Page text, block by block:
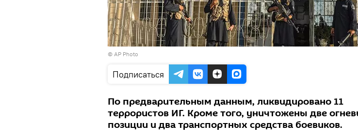
© AP Photo
Подписаться
По предварительным данным, ликвидировано 11
террористов ИГ. Кроме того, уничтожены две
позиции и два транспортных средства боевиков.